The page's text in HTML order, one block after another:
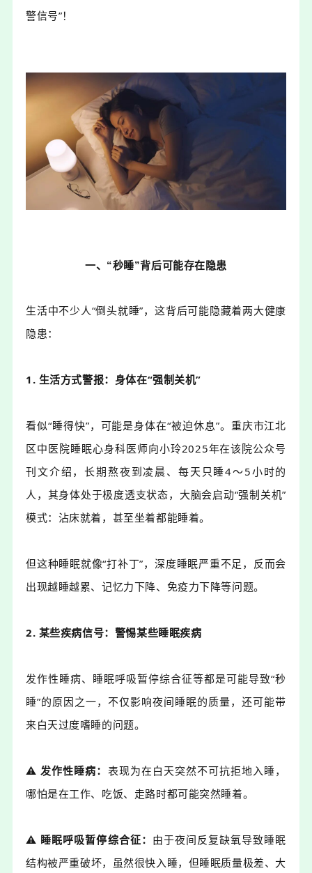
警信号”！
一、“秒睡”背后可能存在隐患
生活中不少人“倒头就睡”，这背后可能隐藏着两大健康
隐患：
1. 生活方式警报：身体在“强制关机”
看似“睡得快”，可能是身体在“被迫休息”。 重庆市江北
区中医院睡眠心身科医师向小玲2025年在该院公众号
刊文介绍，长期熬夜到凌晨、每天只睡4～5小时的
人，其身体处于极度透支状态，大脑会启动“强制关机”
模式：沾床就着，甚至坐着都能睡着。
但这种睡眠就像“打补丁”，深度睡眠严重不足，反而会
出现越睡越累、记忆力下降、免疫力下降等问题。
2. 某些疾病信号：警惕某些睡眠疾病
发作性睡病、睡眠呼吸暂停综合征等都是可能导致“秒
睡”的原因之一，不仅影响夜间睡眠的质量，还可能带
来白天过度嗜睡的问题。
⚠️发作性睡病： 表现为在白天突然不可抗拒地入睡，
哪怕是在工作、吃饭、走路时都可能突然睡着。
⚠️ 睡眠呼吸暂停综合征： 由于夜间反复缺氧导致睡眠
结构被严重破坏，虽然很快入睡，但睡眠质量极差、大